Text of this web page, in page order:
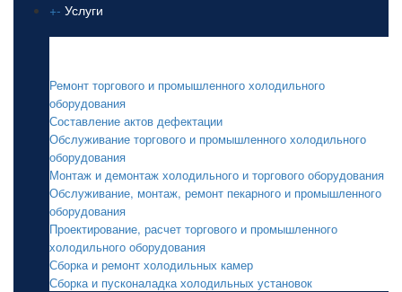
+- Услуги
Ремонт торгового и промышленного холодильного
оборудования
Составление актов дефектации
Обслуживание торгового и промышленного холодильного
оборудования
Монтаж и демонтаж холодильного и торгового оборудования
Обслуживание, монтаж, ремонт пекарного и промышленного
оборудования
Проектирование, расчет торгового и промышленного
холодильного оборудования
Сборка и ремонт холодильных камер
Сборка и пусконаладка холодильных установок